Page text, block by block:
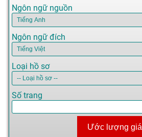
Ngôn ngữ nguồn
Ngôn ngữ đích
Loại hồ sơ
Số trang
Ước lượng giá